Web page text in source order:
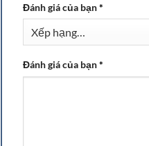
Đánh giá của bạn*
Đánh giá của bạn*